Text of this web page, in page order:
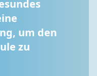
um den
zu